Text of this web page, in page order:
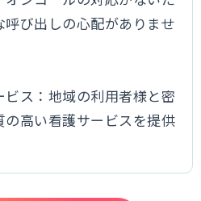
び出しの心配がありませ
ス：​地域の利用者様と密
高い看護サービスを提供